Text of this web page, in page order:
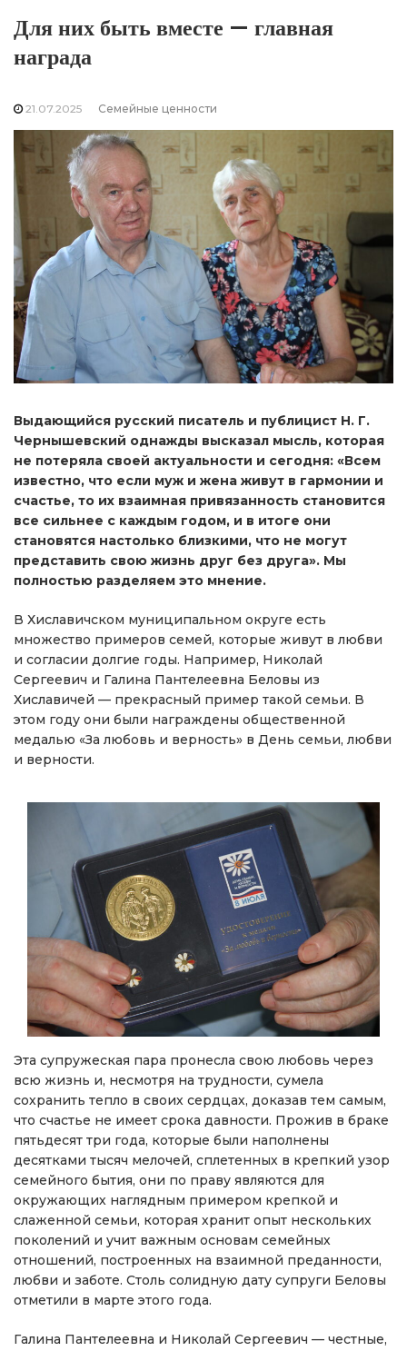
Для них быть вместе — главная
награда
21.07.2025 Семейные ценности
Выдающийся русский писатель и публицист Н. Г.
Чернышевский однажды высказал мысль, которая
не потеряла своей актуальности и сегодня: «Всем
известно, что если муж и жена живут в гармонии и
счастье, то их взаимная привязанность становится
все сильнее с каждым годом, и в итоге они
становятся настолько близкими, что не могут
представить свою жизнь друг без друга». Мы
полностью разделяем это мнение.
В Хиславичском муниципальном округе есть
множество примеров семей, которые живут в любви
и согласии долгие годы. Например, Николай
Сергеевич и Галина Пантелеевна Беловы из
Хиславичей — прекрасный пример такой семьи. В
этом году они были награждены общественной
медалью «За любовь и верность» в День семьи, любви
и верности.
Эта супружеская пара пронесла свою любовь через
всю жизнь и, несмотря на трудности, сумела
сохранить тепло в своих сердцах, доказав тем самым,
что счастье не имеет срока давности. Прожив в браке
пятьдесят три года, которые были наполнены
десятками тысяч мелочей, сплетенных в крепкий узор
семейного бытия, они по праву являются для
окружающих наглядным примером крепкой и
слаженной семьи, которая хранит опыт нескольких
поколений и учит важным основам семейных
отношений, построенных на взаимной преданности,
любви и заботе. Столь солидную дату супруги Беловы
отметили в марте этого года.
Галина Пантелеевна и Николай Сергеевич — честные,